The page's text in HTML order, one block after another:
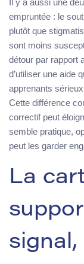
Il y a aussi une
empruntée : le
plutôt que
sont moins
détour par rapport
d’utiliser une aide
apprenants
Cette différence
correctif peut
semble pratique,
peut les garder
La
signal,